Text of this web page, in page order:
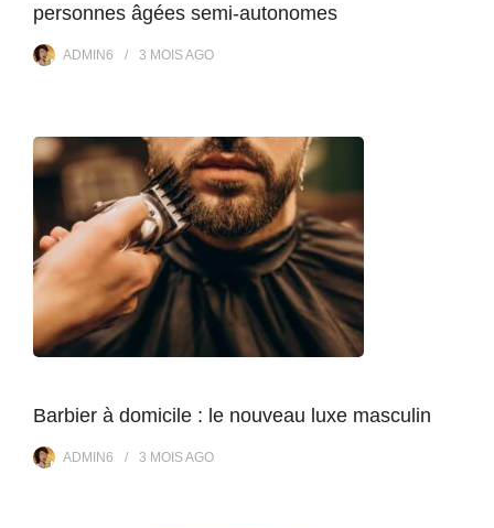
personnes âgées semi-autonomes
ADMIN6 3 MOISAGO
Barbier à domicile : le nouveau luxe masculin
ADMIN6 3 MOISAGO